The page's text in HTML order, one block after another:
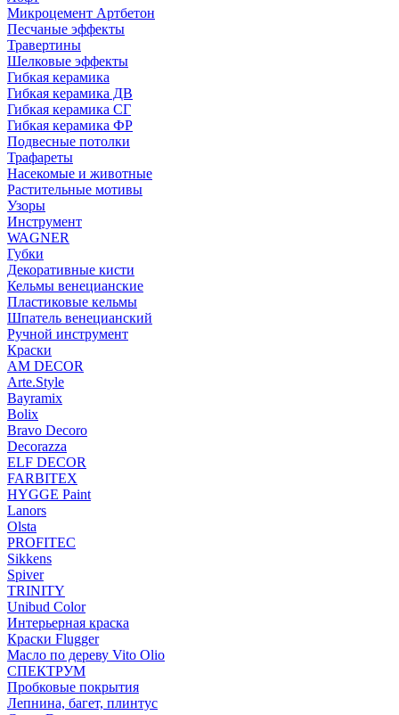
Микроцемент Артбетон
Песчаные эффекты
Травертины
Шелковые эффекты
Гибкая керамика
Гибкая керамика ДВ
Гибкая керамика СГ
Гибкая керамика ФР
Подвесные потолки
Трафареты
Насекомые и животные
Растительные мотивы
Узоры
Инструмент
WAGNER
Губки
Декоративные кисти
Кельмы венецианские
Пластиковые кельмы
Шпатель венецианский
Ручной инструмент
Краски
AM DECOR
Arte.Style
Bayramix
Bolix
Bravo Decoro
Decorazza
ELF DECOR
FARBITEX
HYGGE Paint
Lanors
Olsta
PROFITEC
Sikkens
Spiver
TRINITY
Unibud Color
Интерьерная краска
Краски Flugger
Масло по дереву Vito Olio
СПЕКТРУМ
Пробковые покрытия
Лепнина, багет, плинтус